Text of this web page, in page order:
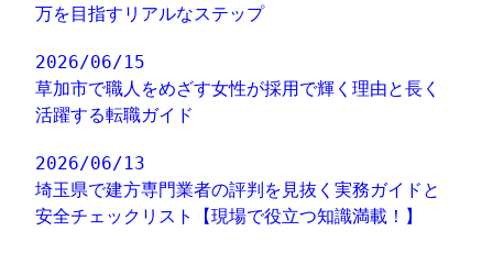
万を目指すリアルなステップ
2026/06/15
草加市で職人をめざす女性が採用で輝く理由と長く
活躍する転職ガイド
2026/06/13
埼玉県で建方専門業者の評判を見抜く実務ガイドと
安全チェックリスト【現場で役立つ知識満載！】